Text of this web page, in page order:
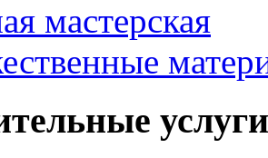
мастерская